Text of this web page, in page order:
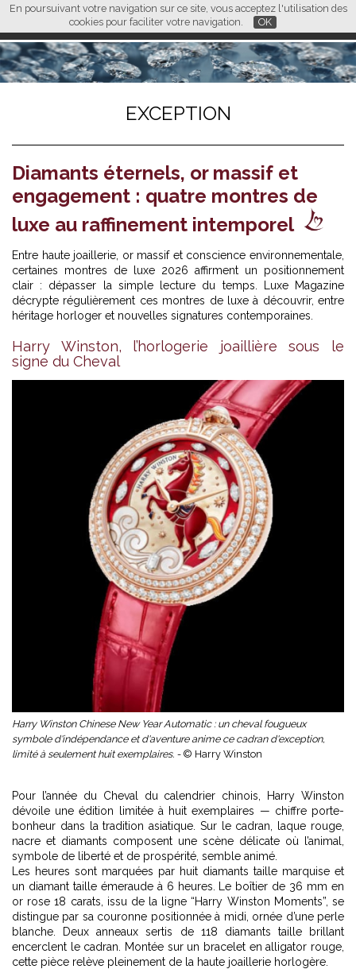
En poursuivant votre navigation sur ce site, vous acceptez l'utilisation des
cookies pour faciliter votre navigation.
OK
FR EN CN
L M
EXCEPTION
Diamants éternels, or massif et
engagement : quatre montres de
luxe au raffinement intemporel
Entre haute joaillerie, or massif et conscience environnementale,
certaines montres de luxe 2026 affirment un positionnement
clair : dépasser la simple lecture du temps. Luxe Magazine
décrypte régulièrement ces montres de luxe à découvrir, entre
héritage horloger et nouvelles signatures contemporaines.
Harry Winston, l’horlogerie joaillière sous le
signe du Cheval
Harry Winston Chinese New Year Automatic : un cheval fougueux
symbole d'indépendance et d'aventure anime ce cadran d'exception,
limité à seulement huit exemplaires. - © Harry Winston
Pour l’année du Cheval du calendrier chinois, Harry Winston
dévoile une édition limitée à huit exemplaires — chiffre porte-
bonheur dans la tradition asiatique. Sur le cadran, laque rouge,
nacre et diamants composent une scène délicate où l’animal,
symbole de liberté et de prospérité, semble animé.
Les heures sont marquées par huit diamants taille marquise et
un diamant taille émeraude à 6 heures. Le boîtier de 36 mm en
or rose 18 carats, issu de la ligne “Harry Winston Moments”, se
distingue par sa couronne positionnée à midi, ornée d’une perle
blanche. Deux anneaux sertis de 118 diamants taille brillant
encerclent le cadran. Montée sur un bracelet en alligator rouge,
cette pièce relève pleinement de la haute joaillerie horlogère.